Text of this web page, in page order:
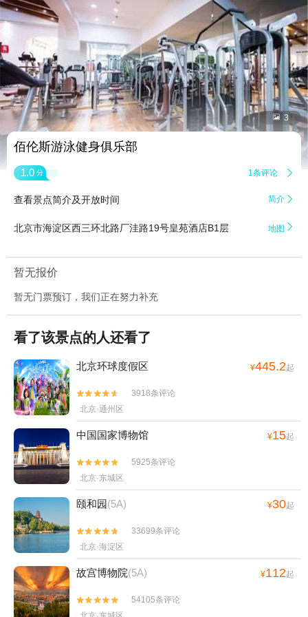
 3
佰伦斯游泳健身俱乐部
1.0 分 1条评论 
查看景点简介及开放时间 简介 
北京市海淀区西三环北路厂洼路19号皇苑酒店B1层 地图 
暂无报价
暂无门票预订，我们正在努力补充
看了该景点的人还看了
北京环球度假区 ¥445.2起


3918条评论
北京·通州区
中国国家博物馆 ¥15起


5925条评论
北京·东城区
颐和园(5A) ¥30起


33699条评论
北京·海淀区
故宫博物院(5A) ¥112起


54105条评论
